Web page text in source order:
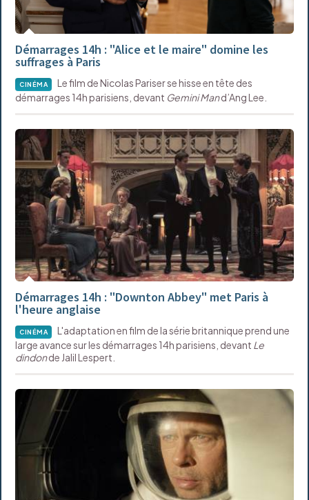
Démarrages 14h : "Alice et le maire" domine les
suffrages à Paris
CINÉMA
Le film de Nicolas Pariser se hisse en tête des
démarrages 14h parisiens, devant Gemini Mand’Ang Lee.
Démarrages 14h : "Downton Abbey" met Paris à
l'heure anglaise
CINÉMA
L'adaptation en film de la série britannique prend une
large avance sur les démarrages 14h parisiens, devant Le
dindonde Jalil Lespert.